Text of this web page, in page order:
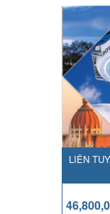
LIÊN